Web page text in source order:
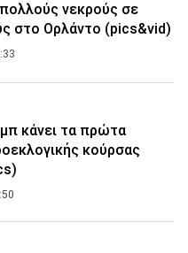
νεκρούς σε
στο Ορλάντο (pics&vid)
κάνει τα πρώτα
κούρσας